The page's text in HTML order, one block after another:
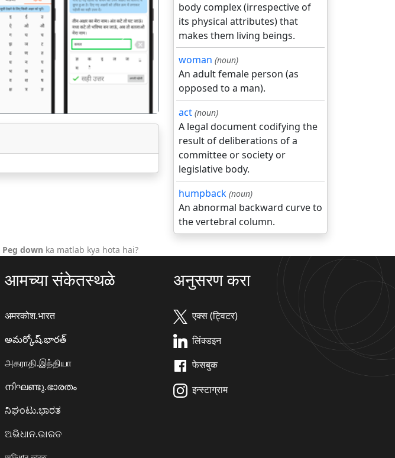
अगला
body complex (irrespective of
its physical attributes) that
makes them living beings.
woman (noun)
An adult female person (as
opposed to a man).
act (noun)
A legal document codifying the
result of deliberations of a
committee or society or
legislative body.
humpback (noun)
An abnormal backward curve to
the vertebral column.
Peg down ka matlab kya hota hai?
आमच्या संकेतस्थळे
अमरकोश.भारत
అమర్కోష్.భారత్
அகராதி.இந்தியா
നിഘണ്ടു.ഭാരതം
ನಿಘಂಟು.ಭಾರತ
ଅଭିଧାନ.ଭାରତ
अनुसरण करा
एक्स (ट्विटर)
लिंक्डइन
फेसबुक
इन्स्टाग्राम